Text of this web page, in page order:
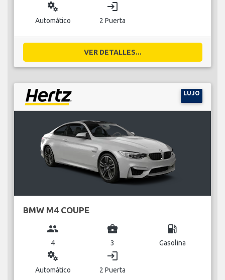
miscellaneous_services
Automático
login
2 Puerta
VER DETALLES...
LUJO
BMW M4 COUPE
group
4
business_center
3
local_gas_station
Gasolina
miscellaneous_services
Automático
login
2 Puerta